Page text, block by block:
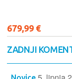
679,99 €
ZADNJI